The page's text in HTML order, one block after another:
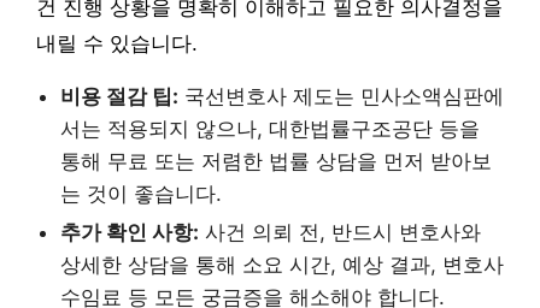
건 진행 상황을 명확히 이해하고 필요한 의사결정을
내릴 수 있습니다.
비용 절감 팁: 국선변호사 제도는 민사소액심판에
서는 적용되지 않으나, 대한법률구조공단 등을
통해 무료 또는 저렴한 법률 상담을 먼저 받아보
는 것이 좋습니다.
추가 확인 사항: 사건 의뢰 전, 반드시 변호사와
상세한 상담을 통해 소요 시간, 예상 결과, 변호사
수임료 등 모든 궁금증을 해소해야 합니다.